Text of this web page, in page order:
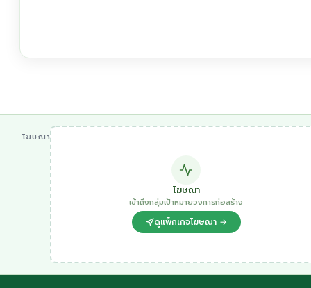
โฆษณา
โฆษณา
เข้าถึงกลุ่มเป้าหมายวงการก่อสร้าง
ดูแพ็กเกจโฆษณา →